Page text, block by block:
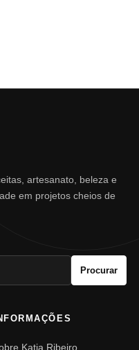
artesanato, beleza e
em projetos cheios de
Procurar
Katia Ribeiro